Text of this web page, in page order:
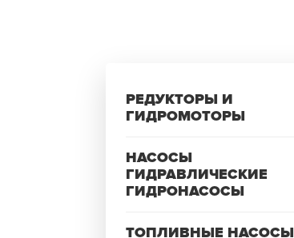
РЕДУКТОРЫ И
ГИДРОМОТОРЫ
НАСОСЫ
ГИДРАВЛИЧЕСКИЕ
ГИДРОНАСОСЫ
ТОПЛИВНЫЕ НАСОСЫ